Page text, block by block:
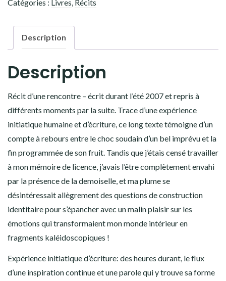
vie
méchante
Catégories : Livres, Récits
Description
Description
Récit d’une rencontre – écrit durant l’été 2007 et repris à
différents moments par la suite. Trace d’une expérience
initiatique humaine et d’écriture, ce long texte témoigne d’un
compte à rebours entre le choc soudain d’un bel imprévu et la
fin programmée de son fruit. Tandis que j’étais censé travailler
à mon mémoire de licence, j’avais l’être complètement envahi
par la présence de la demoiselle, et ma plume se
désintéressait allègrement des questions de construction
identitaire pour s’épancher avec un malin plaisir sur les
émotions qui transformaient mon monde intérieur en
fragments kaléidoscopiques !
Expérience initiatique d’écriture: des heures durant, le flux
d’une inspiration continue et une parole qui y trouve sa forme